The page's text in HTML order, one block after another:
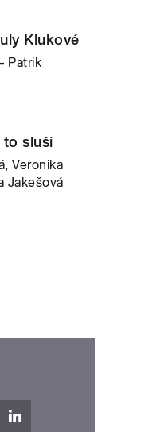
Klukové
Patrik
to sluší
Veronika
Jakešová